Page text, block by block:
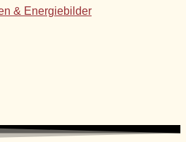
& Energiebilder